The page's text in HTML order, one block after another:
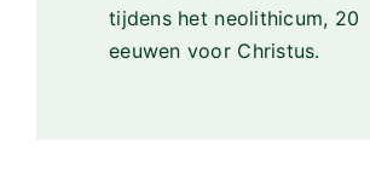
tijdens het neolithicum, 20
eeuwen voor Christus.